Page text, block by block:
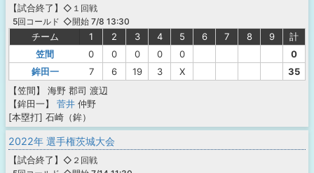
【試合終了 】
5回コールド
◇１回戦
◇開始 7/8 13:30
チーム 1 2 3 4 5 6 7 8 9
計
笠間
0 0 0 0 0
0
鉾田一
7 6 19 3 X
35
【笠間】
海野 郡司 渡辺
【鉾田一】
菅井 仲野
[本塁打] 石崎（鉾）
2022年 選手権茨城大会
【試合終了 】 ◇２回戦